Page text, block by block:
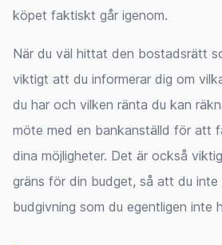
köpet faktiskt går igenom.
När du väl hittat den bostadsrätt
viktigt att du informerar dig om
du har och vilken ränta du kan
möte med en bankanställd för att
dina möjligheter. Det är också
gräns för din budget, så att du inte
budgivning som du egentligen inte